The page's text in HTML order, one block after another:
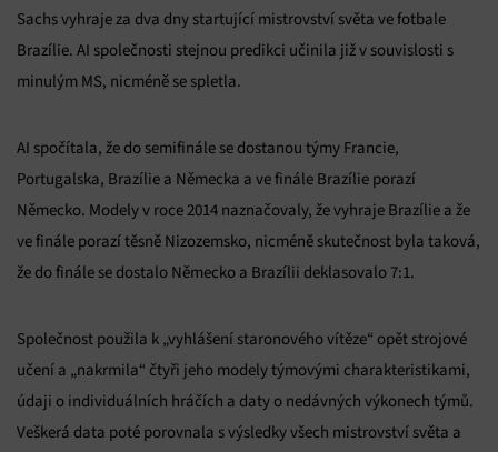
Sachs vyhraje za dva dny startující mistrovství světa ve fotbale
Brazílie. AI společnosti stejnou predikci učinila již v souvislosti s
minulým MS, nicméně se spletla.
AI spočítala, že do semifinále se dostanou týmy Francie,
Portugalska, Brazílie a Německa a ve finále Brazílie porazí
Německo. Modely v roce 2014 naznačovaly, že vyhraje Brazílie a že
ve finále porazí těsně Nizozemsko, nicméně skutečnost byla taková,
že do finále se dostalo Německo a Brazílii deklasovalo 7:1.
Společnost použila k „vyhlášení staronového vítěze“ opět strojové
učení a „nakrmila“ čtyři jeho modely týmovými charakteristikami,
údaji o individuálních hráčích a daty o nedávných výkonech týmů.
Veškerá data poté porovnala s výsledky všech mistrovství světa a